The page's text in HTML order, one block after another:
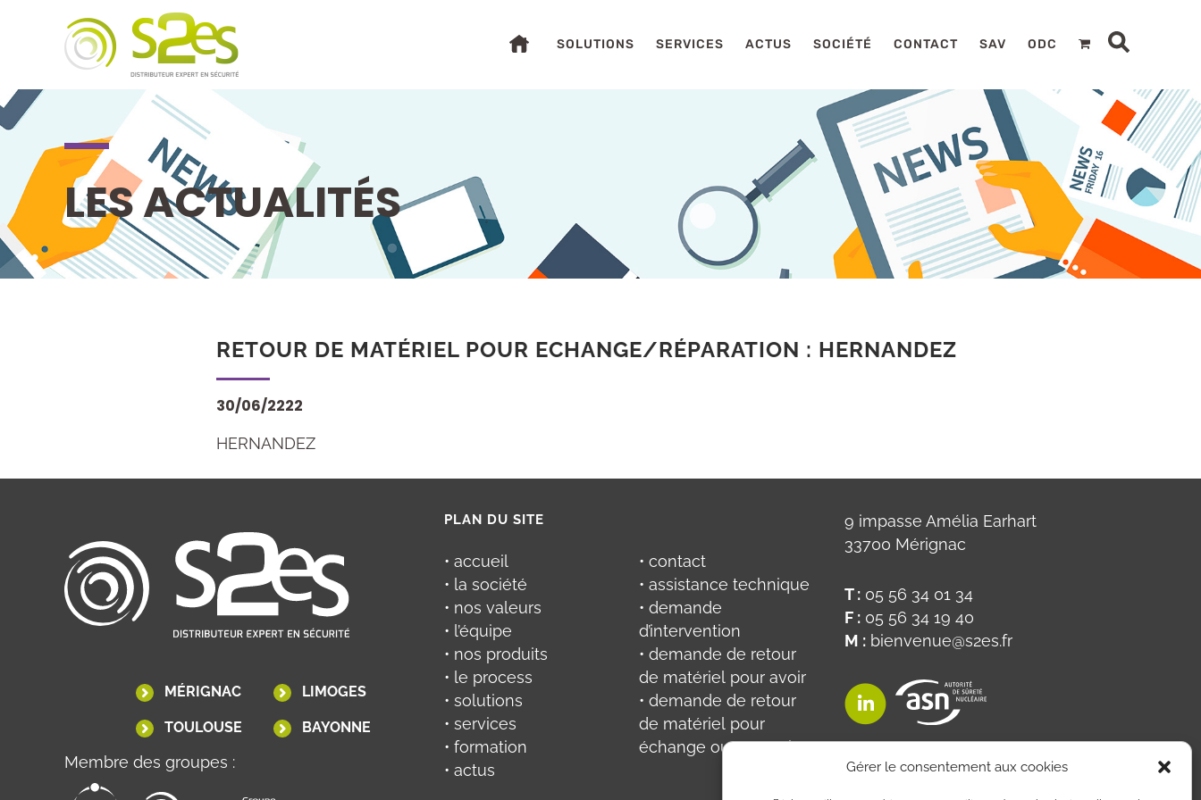
Gérer le consentement aux cookies
SOLUTIONS SERVICES ACTUS SOCIÉTÉ CONTACT SAV ODC
LES ACTUALITÉS
RETOUR DE MATÉRIEL POUR ECHANGE/RÉPARATION : HERNANDEZ
30/06/2222
HERNANDEZ
MÉRIGNAC LIMOGES
TOULOUSE BAYONNE
Membre des groupes :
PLAN DU SITE
• accueil
• la société
• nos valeurs
• l’équipe
• nos produits
• le process
• solutions
• services
• formation
• actus
• contact
• assistance technique
• demande
d’intervention
• demande de retour
de matériel pour avoir
• demande de retour
de matériel pour
échange ou réparation
9 impasse Amélia Earhart
33700 Mérignac
T : 05 56 34 01 34
F : 05 56 34 19 40
M :bienvenue@s2es.fr